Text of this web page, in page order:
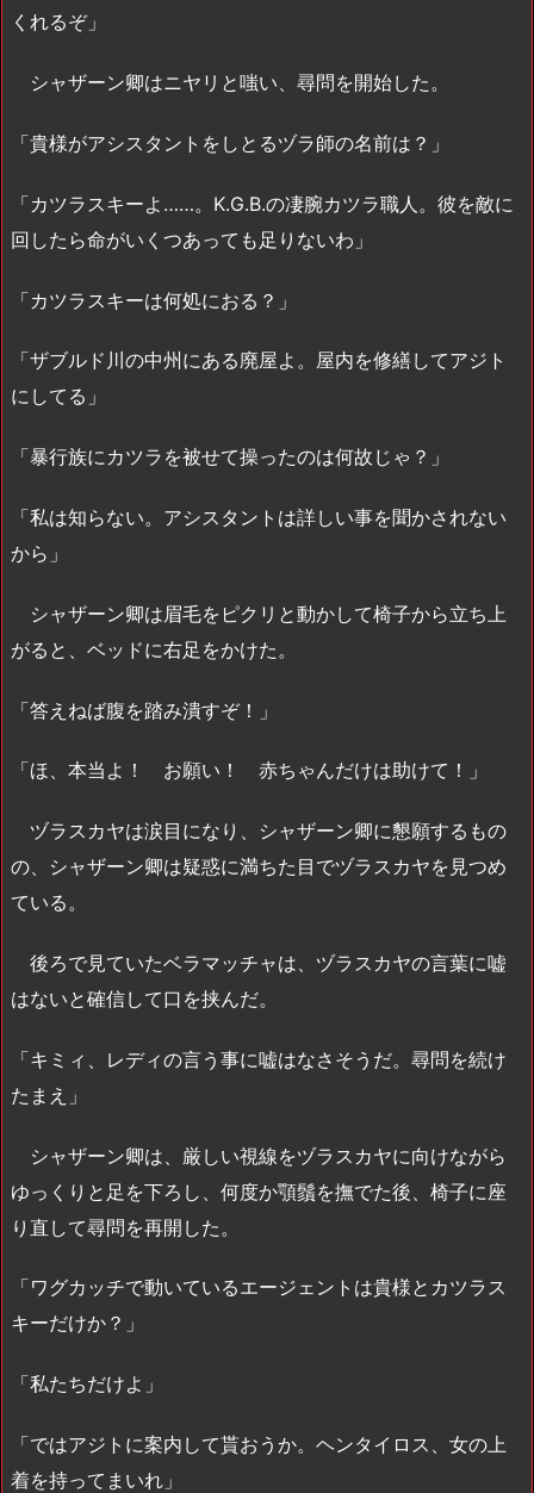
くれるぞ」
シャザーン卿はニヤリと嗤い、尋問を開始した。
「貴様がアシスタントをしとるヅラ師の名前は？」
「カツラスキーよ……。K.G.B.の凄腕カツラ職人。彼を敵に
回したら命がいくつあっても足りないわ」
「カツラスキーは何処におる？」
「ザブルド川の中州にある廃屋よ。屋内を修繕してアジト
にしてる」
「暴行族にカツラを被せて操ったのは何故じゃ？」
「私は知らない。アシスタントは詳しい事を聞かされない
から」
シャザーン卿は眉毛をピクリと動かして椅子から立ち上
がると、ベッドに右足をかけた。
「答えねば腹を踏み潰すぞ！」
「ほ、本当よ！ お願い！ 赤ちゃんだけは助けて！」
ヅラスカヤは涙目になり、シャザーン卿に懇願するもの
の、シャザーン卿は疑惑に満ちた目でヅラスカヤを見つめ
ている。
後ろで見ていたベラマッチャは、ヅラスカヤの言葉に嘘
はないと確信して口を挟んだ。
「キミィ、レディの言う事に嘘はなさそうだ。尋問を続け
たまえ」
シャザーン卿は、厳しい視線をヅラスカヤに向けながら
ゆっくりと足を下ろし、何度か顎鬚を撫でた後、椅子に座
り直して尋問を再開した。
「ワグカッチで動いているエージェントは貴様とカツラス
キーだけか？」
「私たちだけよ」
「ではアジトに案内して貰おうか。ヘンタイロス、女の上
着を持ってまいれ」